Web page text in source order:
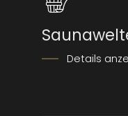
Details